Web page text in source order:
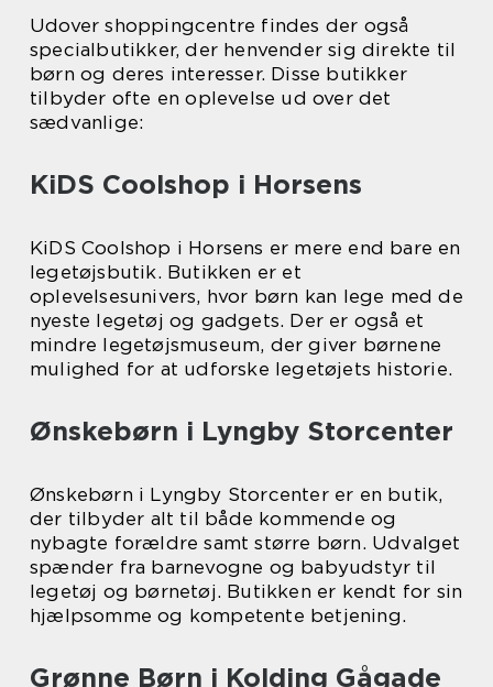
Udover shoppingcentre findes der også
specialbutikker, der henvender sig direkte til
børn og deres interesser. Disse butikker
tilbyder ofte en oplevelse ud over det
sædvanlige:
KiDS Coolshop i Horsens
KiDS Coolshop i Horsens er mere end bare en
legetøjsbutik. Butikken er et
oplevelsesunivers, hvor børn kan lege med de
nyeste legetøj og gadgets. Der er også et
mindre legetøjsmuseum, der giver børnene
mulighed for at udforske legetøjets historie.
Ønskebørn i Lyngby Storcenter
Ønskebørn i Lyngby Storcenter er en butik,
der tilbyder alt til både kommende og
nybagte forældre samt større børn. Udvalget
spænder fra barnevogne og babyudstyr til
legetøj og børnetøj. Butikken er kendt for sin
hjælpsomme og kompetente betjening.
Grønne Børn i Kolding Gågade